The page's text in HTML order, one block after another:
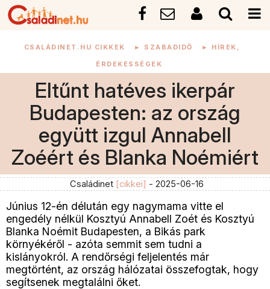
CSALÁDINET.HU CIKKEK ► SZABADIDŐ ► HÍREK,
ÉRDEKESSÉGEK
Eltűnt hatéves ikerpár
Budapesten: az ország
együtt izgul Annabell
Zoéért és Blanka Noémiért
Családinet [cikkei] - 2025-06-16
Június 12-én délután egy nagymama vitte el
engedély nélkül Kosztyú Annabell Zoét és Kosztyú
Blanka Noémit Budapesten, a Bikás park
környékéről - azóta semmit sem tudni a
kislányokról. A rendőrségi feljelentés már
megtörtént, az ország hálózatai összefogtak, hogy
segítsenek megtalálni őket.